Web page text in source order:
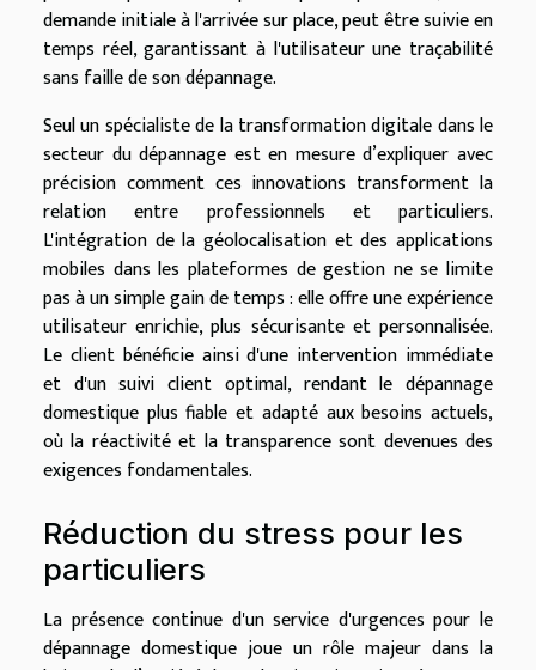
demande initiale à l'arrivée sur place, peut être suivie en
temps réel, garantissant à l'utilisateur une traçabilité
sans faille de son dépannage.
Seul un spécialiste de la transformation digitale dans le
secteur du dépannage est en mesure d’expliquer avec
précision comment ces innovations transforment la
relation entre professionnels et particuliers.
L'intégration de la géolocalisation et des applications
mobiles dans les plateformes de gestion ne se limite
pas à un simple gain de temps : elle offre une expérience
utilisateur enrichie, plus sécurisante et personnalisée.
Le client bénéficie ainsi d'une intervention immédiate
et d'un suivi client optimal, rendant le dépannage
domestique plus fiable et adapté aux besoins actuels,
où la réactivité et la transparence sont devenues des
exigences fondamentales.
Réduction du stress pour les
particuliers
La présence continue d'un service d'urgences pour le
dépannage domestique joue un rôle majeur dans la